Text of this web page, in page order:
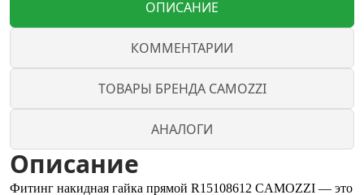
ОПИСАНИЕ
КОММЕНТАРИИ
ТОВАРЫ БРЕНДА CAMOZZI
АНАЛОГИ
Описание
Фитинг накидная гайка прямой R15108612 CAMOZZI — это